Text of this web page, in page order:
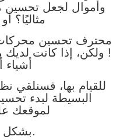
وأموال لجعل
مثاليًا؟
محترف تحسين
! ولكن، إذا كانت لديك
للقيام بها، فسنلقي
البسيطة لبدء
لموقعك
بشكل صحيح.